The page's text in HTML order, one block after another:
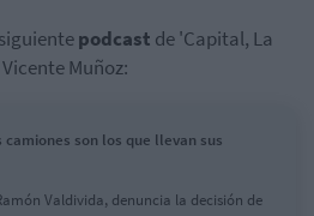
podcast de 'Capital, La
Muñoz:
son los que llevan sus
Valdivida, denuncia la decisión de